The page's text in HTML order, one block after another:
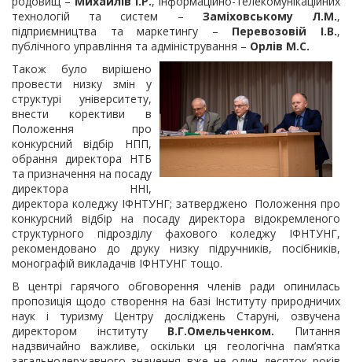
технологій та систем – Заміховському Л.М.,
підприємництва та маркетингу – Перевозовій І.В.,
публічного управління та адміністрування – Орлів М.С.
Також було вирішено
провести низку змін у
структурі університету,
внести корективи в
Положення про
конкурсний відбір НПП,
обрання директора НТБ
та призначення на посаду
директора ННІ,
директора коледжу ІФНТУНГ; затверджено Положення про
конкурсний відбір на посаду директора відокремленого
структурного підрозділу фахового коледжу ІФНТУНГ,
рекомендовано до друку низку підручників, посібників,
монографій викладачів ІФНТУНГ тощо.
В центрі гарячого обговорення членів ради опинилась
пропозиція щодо створення на базі Інституту природничих
наук і туризму Центру досліджень Старуні, озвучена
директором інституту В.Г.Омельченком. Питання
надзвичайно важливе, оскільки ця геологічна пам’ятка